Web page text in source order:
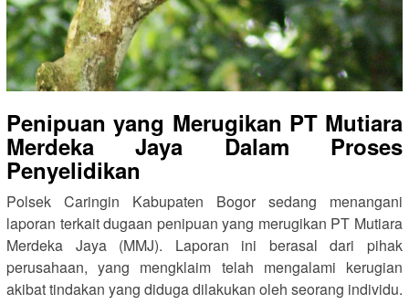
Penipuan yang Merugikan PT Mutiara
Merdeka Jaya Dalam Proses
Penyelidikan
Polsek Caringin Kabupaten Bogor sedang menangani
laporan terkait dugaan penipuan yang merugikan PT Mutiara
Merdeka Jaya (MMJ). Laporan ini berasal dari pihak
perusahaan, yang mengklaim telah mengalami kerugian
akibat tindakan yang diduga dilakukan oleh seorang individu.